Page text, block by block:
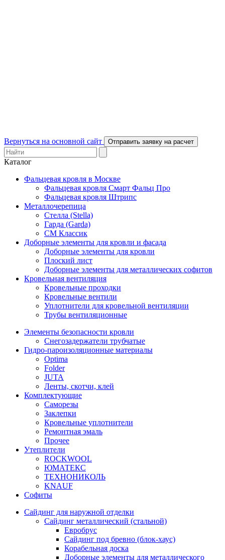
Вернуться на основной сайт Отправить заявку на расчет
Каталог
Фальцевая кровля в Москве
Фальцевая кровля Смарт Фальц Про
Фальцевая кровля Штрипс
Металлочерепица
Стелла (Stella)
Гарда (Garda)
СМ Классик
Доборные элементы для кровли и фасада
Доборные элементы для кровли
Плоский лист
Доборные элементы для металлических софитов
Кровельная вентиляция
Кровельные проходки
Кровельные вентили
Уплотнители для кровельной вентиляции
Трубы вентиляционные
Элементы безопасности кровли
Снегозадержатели трубчатые
Гидро-пароизоляционные материалы
Optima
Folder
JUTA
Ленты, скотчи, клей
Комплектующие
Саморезы
Заклепки
Кровельные уплотнители
Ремонтная эмаль
Прочее
Утеплители
ROCKWOOL
ЮМАТЕКС
ТЕХНОНИКОЛЬ
KNAUF
Софиты
Сайдинг для наружной отделки
Сайдинг металлический (стальной)
Евробрус
Сайдинг под бревно (блок-хаус)
Корабельная доска
Доборные элементы для металлического